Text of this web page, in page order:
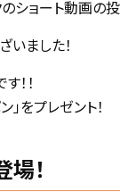
ショート動画の
いました！
！！
をプレゼント！
！